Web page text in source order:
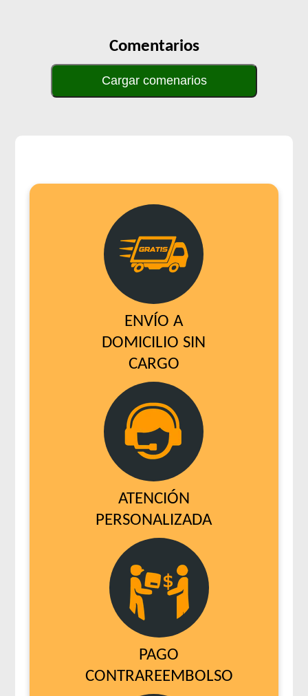
Comentarios
Cargar comenarios
ENVÍO A
DOMICILIO SIN
CARGO
ATENCIÓN
PERSONALIZADA
PAGO
CONTRAREEMBOLSO